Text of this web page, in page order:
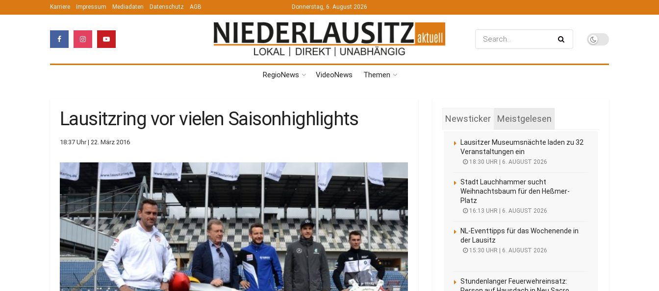
Karriere Impressum Mediadaten Datenschutz AGB Donnerstag, 6. August 2026
RegioNews VideoNews Themen
Lausitzring vor vielen Saisonhighlights
18:37 Uhr | 22. März 2016
Newsticker Meistgelesen
Lausitzer Museumsnächte laden zu 32
Veranstaltungen ein
18:30 UHR | 6. AUGUST 2026
Stadt Lauchhammer sucht
Weihnachtsbaum für den Heßmer-
Platz
16:13 UHR | 6. AUGUST 2026
NL-Eventtipps für das Wochenende in
der Lausitz
15:30 UHR | 6. AUGUST 2026
Stundenlanger Feuerwehreinsatz: